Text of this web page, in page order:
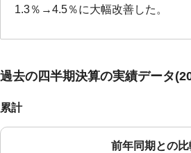
1.3％→4.5％に大幅改善した。
過去の四半期決算の実績データ
累計
前年同期との比